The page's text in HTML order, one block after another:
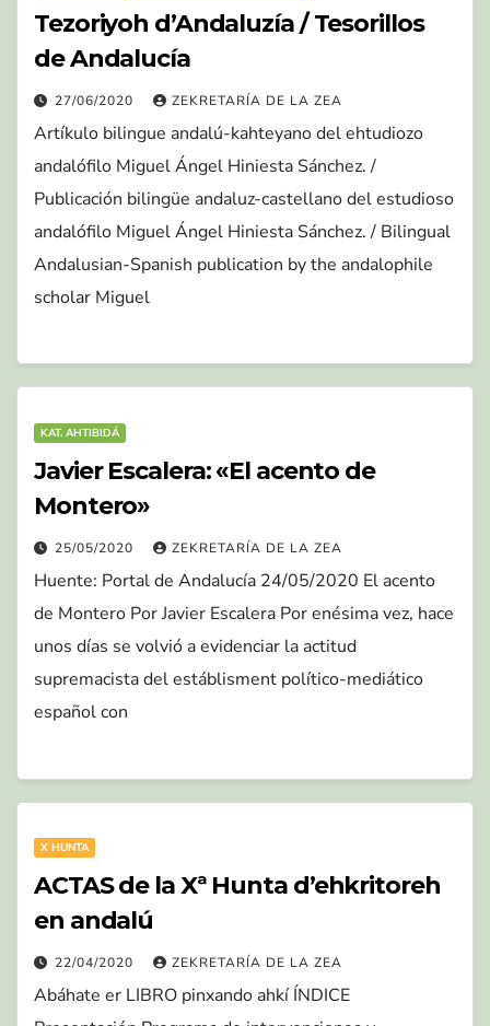
Tezoriyoh d’Andaluzía / Tesorillos
de Andalucía
27/06/2020 ZEKRETARÍA DE LA ZEA
Artíkulo bilingue andalú-kahteyano del ehtudiozo
andalófilo Miguel Ángel Hiniesta Sánchez. /
Publicación bilingüe andaluz-castellano del estudioso
andalófilo Miguel Ángel Hiniesta Sánchez. / Bilingual
Andalusian-Spanish publication by the andalophile
scholar Miguel
KAT. AHTIBIDÁ
Javier Escalera: «El acento de
Montero»
25/05/2020 ZEKRETARÍA DE LA ZEA
Huente: Portal de Andalucía 24/05/2020 El acento
de Montero Por Javier Escalera Por enésima vez, hace
unos días se volvió a evidenciar la actitud
supremacista del estáblisment político-mediático
español con
X HUNTA
ACTAS de la Xª Hunta d’ehkritoreh
en andalú
22/04/2020 ZEKRETARÍA DE LA ZEA
Abáhate er LIBRO pinxando ahkí ÍNDICE